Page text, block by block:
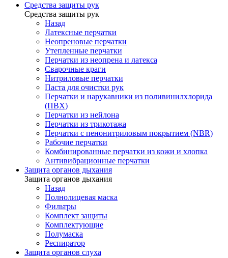
Средства защиты рук
Средства защиты рук
Назад
Латексные перчатки
Неопреновые перчатки
Утепленные перчатки
Перчатки из неопрена и латекса
Сварочные краги
Нитриловые перчатки
Паста для очистки рук
Перчатки и нарукавники из поливинилхлорида
(ПВХ)
Перчатки из нейлона
Перчатки из трикотажа
Перчатки с пенонитриловым покрытием (NBR)
Рабочие перчатки
Комбинированные перчатки из кожи и хлопка
Антивибрационные перчатки
Защита органов дыхания
Защита органов дыхания
Назад
Полнолицевая маска
Фильтры
Комплект защиты
Комплектующие
Полумаска
Респиратор
Защита органов слуха